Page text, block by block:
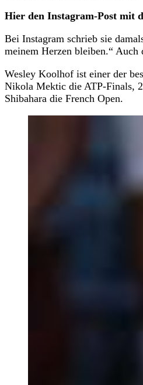
Hier den Instagram-Post mit
Bei Instagram schrieb sie
meinem Herzen bleiben.“
Wesley Koolhof ist einer der
Nikola Mektic die ATP-Finals,
Shibahara die French Open.